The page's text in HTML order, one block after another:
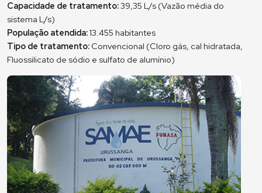
Capacidade de tratamento:39,35 L/s (Vazão média do
sistema L/s)
População atendida:13.455 habitantes
Tipo de tratamento: Convencional (Cloro gás, cal hidratada,
Fluossilicato de sódio e sulfato de alumínio)